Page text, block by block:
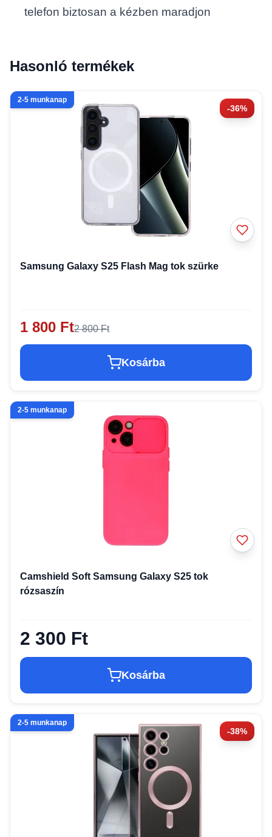
telefon biztosan a kézben maradjon
Hasonló termékek
-36%
2-5 munkanap
Samsung Galaxy S25 Flash Mag tok szürke
1 800 Ft2 800 Ft
Kosárba
2-5 munkanap
Camshield Soft Samsung Galaxy S25 tok
rózsaszín
2 300 Ft
Kosárba
-38%
2-5 munkanap